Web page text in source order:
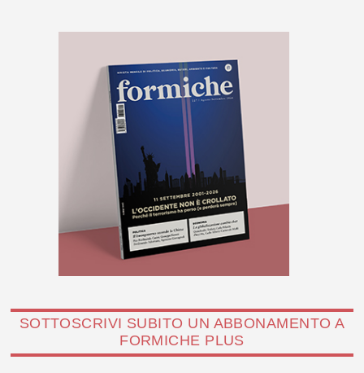
SOTTOSCRIVI SUBITO UN ABBONAMENTO A
FORMICHE PLUS